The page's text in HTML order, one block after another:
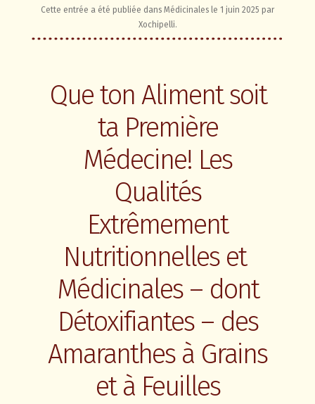
Cette entrée a été publiée dans Médicinales le 1 juin 2025 par
Xochipelli.
Que ton Aliment soit
ta Première
Médecine! Les
Qualités
Extrêmement
Nutritionnelles et
Médicinales – dont
Détoxifiantes – des
Amaranthes à Grains
et à Feuilles